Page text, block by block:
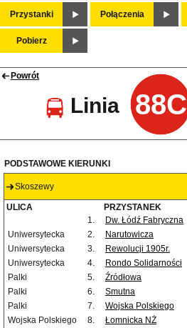
Przystanki Połączenia
Pobierz
Powrót
Linia 88C
PODSTAWOWE KIERUNKI
Skoszewy
ULICA PRZYSTANEK
1.
Dw. Łódź Fabryczna
Uniwersytecka
2. Narutowicza
Uniwersytecka
3. Rewolucji 1905r.
Uniwersytecka
4. Rondo Solidarności
Palki
5. Źródłowa
Palki
6. Smutna
Palki
7. Wojska Polskiego
Wojska Polskiego
8. Łomnicka NŻ